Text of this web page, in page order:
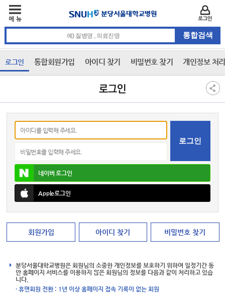
로그인 통합회원가입 아이디 찾기 비밀번호 찾기 개인정보 처
로그인
네이버로그인
Apple로그인
회원가입 아이디 찾기 비밀번호 찾기
분당서울대학교병원은 회원님의 소중한 개인정보를 보호하기 위하여 일정기간 동
안 홈페이지 서비스를 이용하지 않은 회원님의 정보를 다음과 같이 처리하고 있습
니다.
· 휴면회원 전환 : 1년 이상 홈페이지 접속 기록이 없는 회원